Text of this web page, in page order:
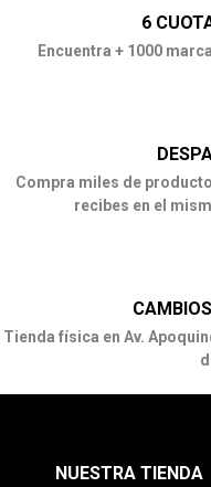
6
Encuentra + 1000
Compra miles de
recibes en el
Tienda física en Av.
NUESTRA TIENDA